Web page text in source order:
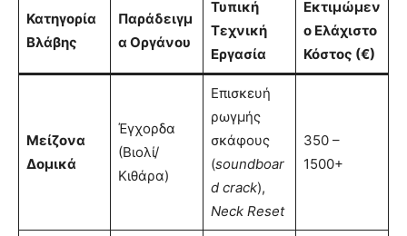
Κατηγορία
Βλάβης
Παράδειγμ
α Οργάνου
Τυπική
Τεχνική
Εργασία
Εκτιμώμεν
ο Ελάχιστο
Κόστος (€)
Μείζονα
Δομικά
Έγχορδα
(Βιολί/
Κιθάρα)
Επισκευή
ρωγμής
σκάφους
(soundboar
d crack),
Neck Reset
350 –
1500+